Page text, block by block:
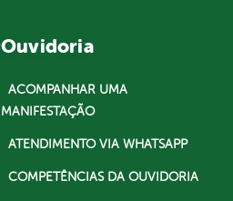
Ouvidoria
ACOMPANHAR UMA
MANIFESTAÇÃO
ATENDIMENTO VIA WHATSAPP
COMPETÊNCIAS DA OUVIDORIA